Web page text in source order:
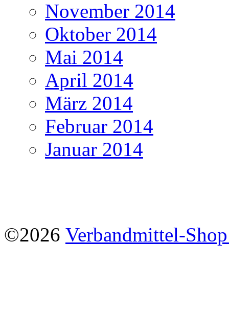
November 2014
Oktober 2014
Mai 2014
April 2014
März 2014
Februar 2014
Januar 2014
©2026 Verbandmittel-